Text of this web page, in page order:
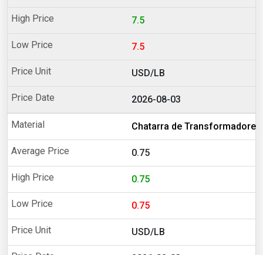
7.5
7.5
USD/LB
2026-08-03
Chatarra de Transformadores
0.75
0.75
0.75
USD/LB